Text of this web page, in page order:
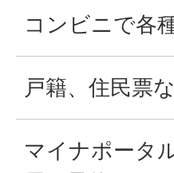
コンビニで各
戸籍、住民票
マイナポータ